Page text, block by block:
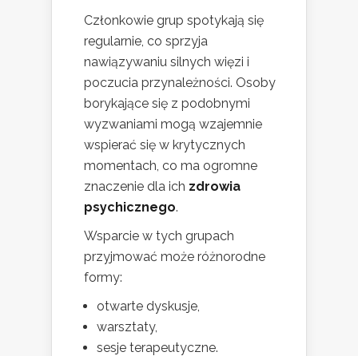
Członkowie grup spotykają się
regularnie, co sprzyja
nawiązywaniu silnych więzi i
poczucia przynależności. Osoby
borykające się z podobnymi
wyzwaniami mogą wzajemnie
wspierać się w krytycznych
momentach, co ma ogromne
znaczenie dla ich zdrowia
psychicznego.
Wsparcie w tych grupach
przyjmować może różnorodne
formy:
otwarte dyskusje,
warsztaty,
sesje terapeutyczne.